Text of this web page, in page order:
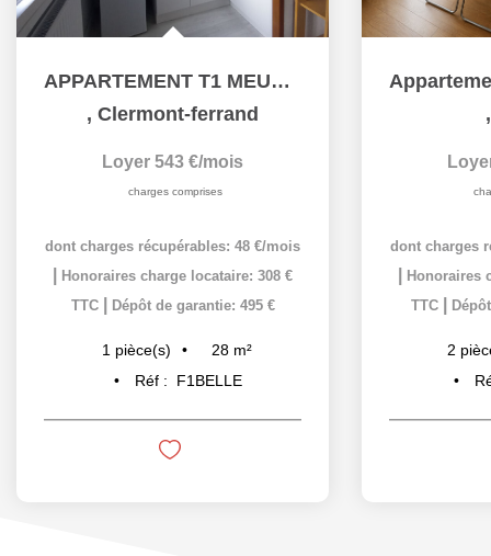
APPARTEMENT T1 MEUBLE SECTEUR SALINS
, Clermont-ferrand
Loyer 543 €/mois
charges comprises
dont charges récupérables: 48 €/mois
Honoraires charge locataire: 308 €
TTC
Dépôt de garantie: 495 €
1 pièce(s) 28 m²
Réf :
F1BELLE
dont charges
Honoraires
TTC
2